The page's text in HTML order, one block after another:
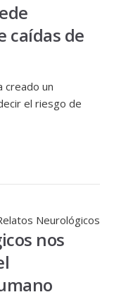
caídas de
creado un
el riesgo de
nos